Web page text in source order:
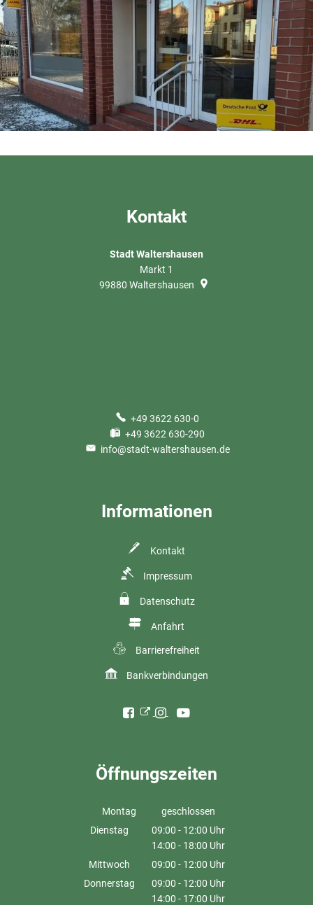
Kontakt
Stadt Waltershausen
Markt 1
99880 Waltershausen
+49 3622 630-0
+49 3622 630-290
info@stadt-waltershausen.de
Informationen
Kontakt
Impressum
Datenschutz
Anfahrt
Barrierefreiheit
Bankverbindungen
Öffnungszeiten
Montag
geschlossen
Dienstag
09:00 - 12:00 Uhr
Von 09:00 bis 12:00 Uhr
14:00 - 18:00 Uhr
Von 14:00 bis 18:00 Uhr
Mittwoch 09:00 - 12:00 Uhr
Von 09:00 bis 12:00 Uhr
Donnerstag 09:00 - 12:00 Uhr
Von 09:00 bis 12:00 Uhr
14:00 - 17:00 Uhr